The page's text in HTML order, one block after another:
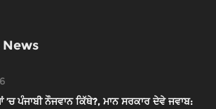
ਪੰਜਾਬੀ ਨੌਜਵਾਨ ਕਿੱਥੇ?, ਮਾਨ ਸਰਕਾਰ ਦੇਵੇ ਜਵਾਬ: